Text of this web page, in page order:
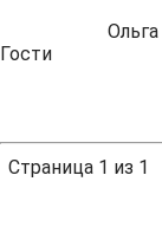
Ольга
Гости
Страница 1 из 1